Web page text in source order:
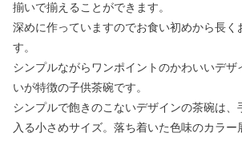
揃いで揃えることができます。
深めに作っていますのでお食い初めから長く
す。
シンプルながらワンポイントのかわいいデザ
いが特徴の子供茶碗です。
シンプルで飽きのこないデザインの茶碗は、
入る小さめサイズ。落ち着いた色味のカラ